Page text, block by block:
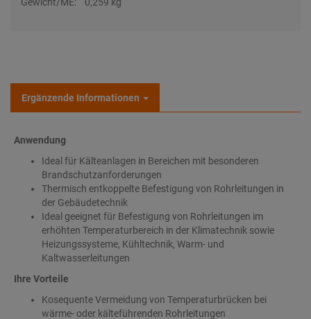
Ergänzende Informationen
Anwendung
Ideal für Kälteanlagen in Bereichen mit besonderen
Brandschutzanforderungen
Thermisch entkoppelte Befestigung von Rohrleitungen in
der Gebäudetechnik
Ideal geeignet für Befestigung von Rohrleitungen im
erhöhten Temperaturbereich in der Klimatechnik sowie
Heizungssysteme, Kühltechnik, Warm- und
Kaltwasserleitungen
Ihre Vorteile
Kosequente Vermeidung von Temperaturbrücken bei
wärme- oder kälteführenden Rohrleitungen